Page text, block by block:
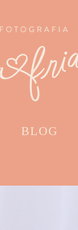
BLOG